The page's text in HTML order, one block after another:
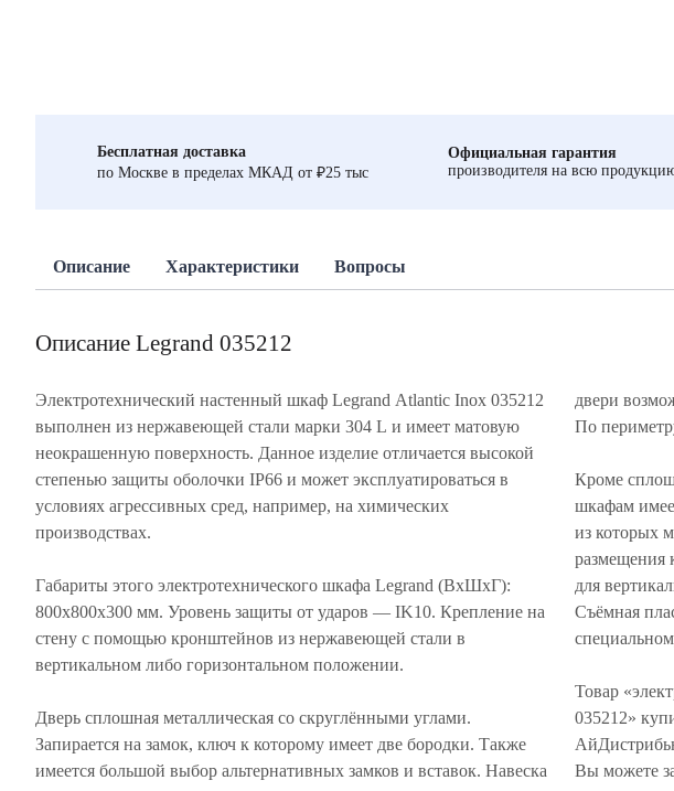
Бесплатная доставка
по Москве в пределах МКАД от ₽25 тыс
Официальная гарантия
производителя на всю
Описание Характеристики Вопросы
Описание Legrand 035212
Электротехнический настенный шкаф Legrand Atlantic Inox 035212
выполнен из нержавеющей стали марки 304 L и имеет матовую
неокрашенную поверхность. Данное изделие отличается высокой
степенью защиты оболочки IP66 и может эксплуатироваться в
условиях агрессивных сред, например, на химических
производствах.
Габариты этого электротехнического шкафа Legrand (ВхШхГ):
800х800х300 мм. Уровень защиты от ударов — IK10. Крепление на
стену с помощью кронштейнов из нержавеющей стали в
вертикальном либо горизонтальном положении.
Дверь сплошная металлическая со скруглёнными углами.
Запирается на замок, ключ к которому имеет две бородки. Также
имеется большой выбор альтернативных замков и вставок. Навеска
двери
По
Кроме
шкафам
из которых
размещения
для
Съёмная
Товар
035212»
Вы можете